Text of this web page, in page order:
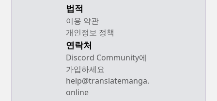
법적
이용 약관
개인정보 정책
연락처
Discord Community에
가입하세요
help@translatemanga.
online